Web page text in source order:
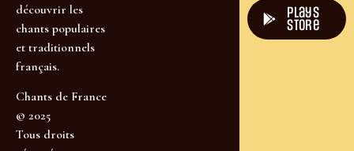
découvrir les
chants populaires
et traditionnels
français.
Chants de France
© 2025
Tous droits
plays
store